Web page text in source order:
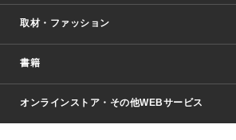
少年マンガ
Vジャンプ
週刊ヤングジャンプ
取材・ファッション
Seventeen
芸能・情報・スポーツ
書籍
文芸・文庫・総合
オンラインストア・その他WEBサービス